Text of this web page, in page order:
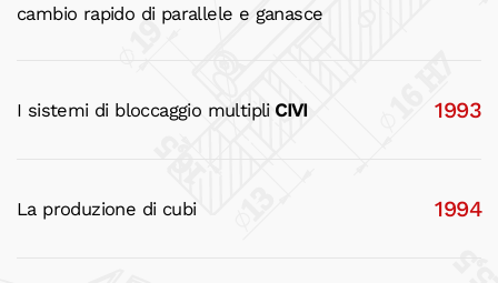
cambio rapido di parallele e ganasce
I sistemi di bloccaggio multipliCIVI 1993
La produzione di cubi 1994